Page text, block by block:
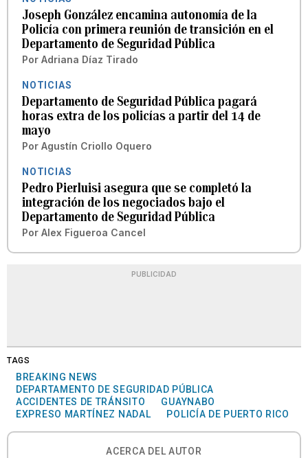
Joseph González encamina autonomía de la
Policía con primera reunión de transición en el
Departamento de Seguridad Pública
Por Adriana Díaz Tirado
NOTICIAS
Departamento de Seguridad Pública pagará
horas extra de los policías a partir del 14 de
mayo
Por Agustín Criollo Oquero
NOTICIAS
Pedro Pierluisi asegura que se completó la
integración de los negociados bajo el
Departamento de Seguridad Pública
Por Alex Figueroa Cancel
PUBLICIDAD
TAGS
BREAKING NEWS
DEPARTAMENTO DE SEGURIDAD PÚBLICA
ACCIDENTES DE TRÁNSITO
GUAYNABO
EXPRESO MARTÍNEZ NADAL
POLICÍA DE PUERTO RICO
ACERCA DEL AUTOR